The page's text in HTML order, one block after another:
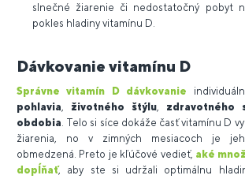
slnečné žiarenie či nedostatočný pobyt
pokles hladiny vitamínu D.
Dávkovanie vitamínu D
Správne vitamín D dávkovanie
pohlavia, životného štýlu, zdravotného
obdobia. Telo si síce dokáže časť vitamínu D
žiarenia, no v zimných mesiacoch je
obmedzená. Preto je kľúčové vedieť, aké
dopĺňať, aby ste si udržali optimálnu